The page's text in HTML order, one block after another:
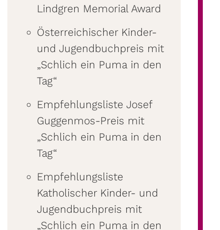
Lindgren Memorial Award
Österreichischer Kinder-
und Jugendbuchpreis mit
„Schlich ein Puma in den
Tag“
Empfehlungsliste Josef
Guggenmos-Preis mit
„Schlich ein Puma in den
Tag“
Empfehlungsliste
Katholischer Kinder- und
Jugendbuchpreis mit
„Schlich ein Puma in den